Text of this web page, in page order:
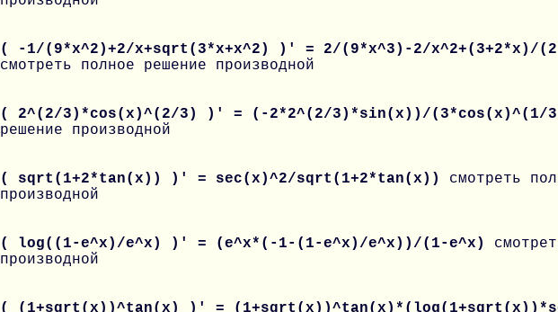
( -1/(9*x^2)+2/x+sqrt(3*x+x^2) )' = 2/(9*x^3)-2/x^2+(3+2*x)/
смотреть полное решение производной
( 2^(2/3)*cos(x)^(2/3) )' = (-2*2^(2/3)*sin(x))/(3*cos(x)^(1/
решение производной
( sqrt(1+2*tan(x)) )' = sec(x)^2/sqrt(1+2*tan(x)) смотреть
производной
( log((1-e^x)/e^x) )' = (e^x*(-1-(1-e^x)/e^x))/(1-e^x)
производной
( (1+sqrt(x))^tan(x) )' =